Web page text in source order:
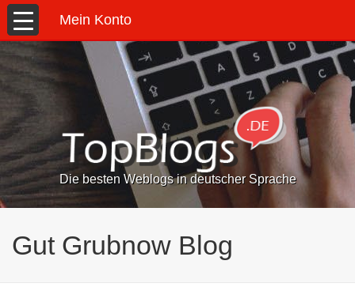
Mein Konto
Die besten Weblogs in deutscher Sprache
Gut Grubnow Blog